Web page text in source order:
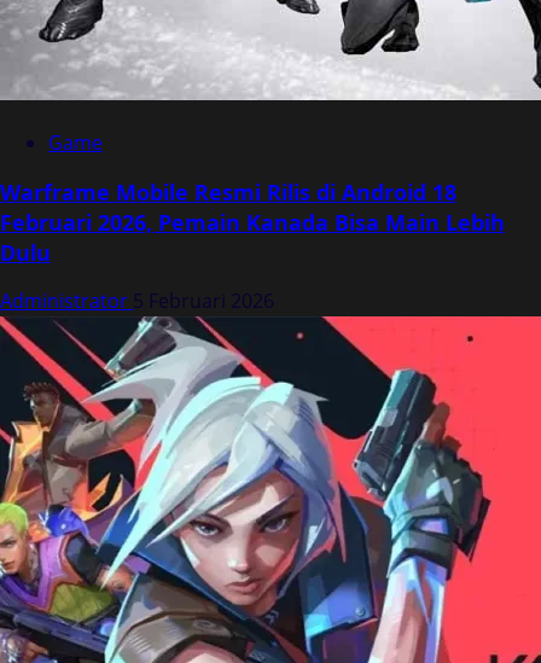
Game
Warframe Mobile Resmi Rilis di Android 18
Februari 2026, Pemain Kanada Bisa Main Lebih
Dulu
Administrator 5 Februari 2026